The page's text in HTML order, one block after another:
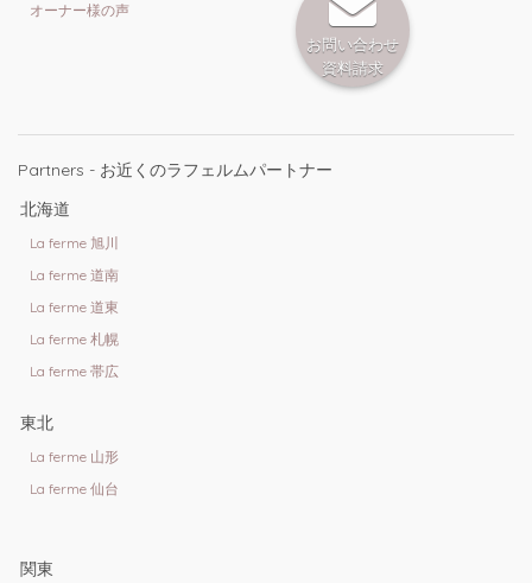
オーナー様の声
お問い合わせ
資料請求
Partners - お近くのラフェルムパートナー
北海道
La ferme 旭川
La ferme 道南
La ferme 道東
La ferme 札幌
La ferme 帯広
東北
La ferme 山形
La ferme 仙台
関東